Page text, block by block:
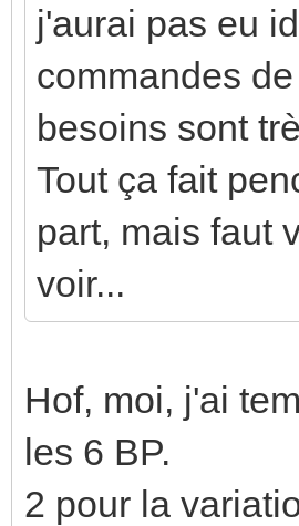
j'aurai pas eu
commandes
besoins sont
Tout ça fait
part, mais faut
voir...
Hof, moi, j'ai
les 6 BP.
2 pour la